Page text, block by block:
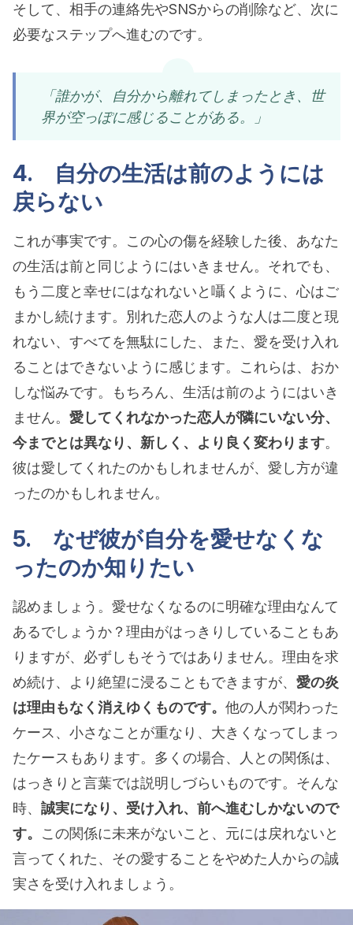
そして、相手の連絡先やSNSからの削除など、次に
必要なステップへ進むのです。
「誰かが、自分から離れてしまったとき、世
界が空っぽに感じることがある。」
4. 自分の生活は前のようには
戻らない
これが事実です。この心の傷を経験した後、あなた
の生活は前と同じようにはいきません。それでも、
もう二度と幸せにはなれないと囁くように、心はご
まかし続けます。別れた恋人のような人は二度と現
れない、すべてを無駄にした、また、愛を受け入れ
ることはできないように感じます。これらは、おか
しな悩みです。もちろん、生活は前のようにはいき
ません。 愛してくれなかった恋人が隣にいない分、
今までとは異なり、新しく、より良く変わります。
彼は愛してくれたのかもしれませんが、愛し方が違
ったのかもしれません。
5. なぜ彼が自分を愛せなくな
ったのか知りたい
認めましょう。愛せなくなるのに明確な理由なんて
あるでしょうか？理由がはっきりしていることもあ
りますが、必ずしもそうではありません。理由を求
め続け、より絶望に浸ることもできますが、 愛の炎
は理由もなく消えゆくものです。 他の人が関わった
ケース、小さなことが重なり、大きくなってしまっ
たケースもあります。多くの場合、人との関係は、
はっきりと言葉では説明しづらいものです。そんな
時、 誠実になり、受け入れ、前へ進むしかないので
す。 この関係に未来がないこと、元には戻れないと
言ってくれた、その愛することをやめた人からの誠
実さを受け入れましょう。